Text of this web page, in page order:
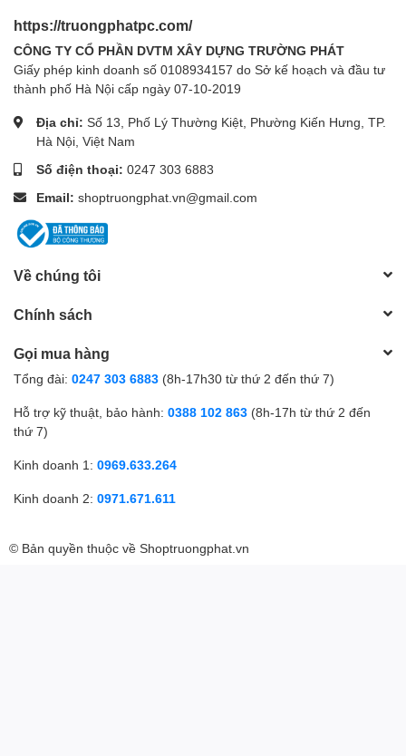
https://truongphatpc.com/
CÔNG TY CỔ PHẦN DVTM XÂY DỰNG TRƯỜNG PHÁT
Giấy phép kinh doanh số 0108934157 do Sở kế hoạch và đầu tư
thành phố Hà Nội cấp ngày 07-10-2019
Địa chỉ: Số 13, Phố Lý Thường Kiệt, Phường Kiến Hưng, TP.
Hà Nội, Việt Nam
Số điện thoại: 0247 303 6883
Email: shoptruongphat.vn@gmail.com
Về chúng tôi
Chính sách
Gọi mua hàng
Tổng đài: 0247 303 6883 (8h-17h30 từ thứ 2 đến thứ 7)
Hỗ trợ kỹ thuật, bảo hành: 0388 102 863 (8h-17h từ thứ 2 đến
thứ 7)
Kinh doanh 1: 0969.633.264
Kinh doanh 2: 0971.671.611
© Bản quyền thuộc về Shoptruongphat.vn